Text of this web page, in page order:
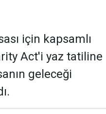
için kapsamlı
Act'i yaz tatiline
geleceği